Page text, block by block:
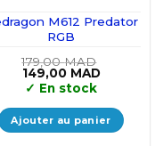
M612 Predator
RGB
179,00MAD
Le
prix
initial
était :
179,00 MAD.
149,00 MADLe
est :
149,00
✓ En stock
Ajouter au panier